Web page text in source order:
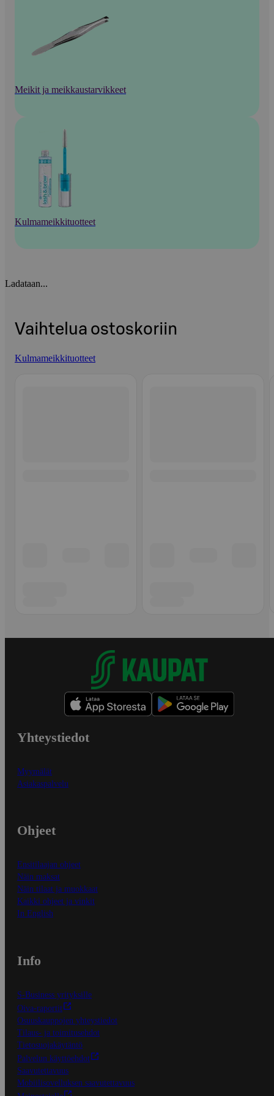
Meikit ja meikkaustarvikkeet
Kulmameikkituotteet
Ladataan...
Vaihtelua ostoskoriin
Kulmameikkituotteet
Yhteystiedot
Myymälät
Asiakaspalvelu
Ohjeet
Ensitilaajan ohjeet
Näin maksat
Näin tilaat ja muokkaat
Kaikki ohjeet ja vinkit
In English
Info
S-Business yrityksille
Oiva-raportit
Osuuskauppojen yhteystiedot
Tilaus- ja toimitusehdot
Tietosuojakäytäntö
Palvelun käyttöehdot
Saavutettavuus
Mobiilisovelluksen saavutettavuus